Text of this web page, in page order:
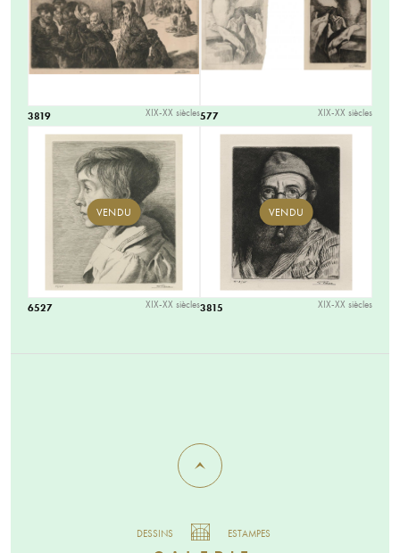
3819 XIX-XX siècles577 XIX-XX siècles
VENDU
6527 XIX-XX siècles
VENDU
3815 XIX-XX siècles
DESSINS ESTAMPES